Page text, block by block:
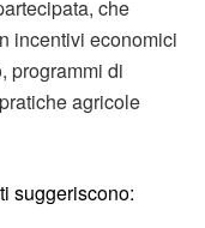
che
incentivi economici
programmi di
agricole
suggeriscono: